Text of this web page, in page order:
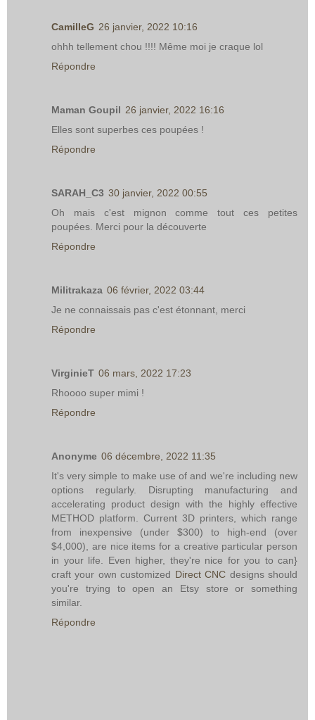
CamilleG 26 janvier, 2022 10:16
ohhh tellement chou !!!! Même moi je craque lol
Répondre
Maman Goupil 26 janvier, 2022 16:16
Elles sont superbes ces poupées !
Répondre
SARAH_C3 30 janvier, 2022 00:55
Oh mais c'est mignon comme tout ces petites
poupées. Merci pour la découverte
Répondre
Militrakaza 06 février, 2022 03:44
Je ne connaissais pas c'est étonnant, merci
Répondre
VirginieT 06 mars, 2022 17:23
Rhoooo super mimi !
Répondre
Anonyme 06 décembre, 2022 11:35
It's very simple to make use of and we're including new
options regularly. Disrupting manufacturing and
accelerating product design with the highly effective
METHOD platform. Current 3D printers, which range
from inexpensive (under $300) to high-end (over
$4,000), are nice items for a creative particular person
in your life. Even higher, they're nice for you to can}
craft your own customized Direct CNC designs should
you're trying to open an Etsy store or something
similar.
Répondre